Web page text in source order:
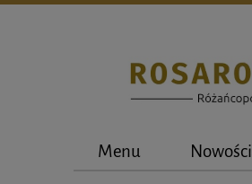
Menu Nowości